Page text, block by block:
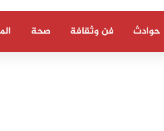
حوادث فن وثقافة صحة